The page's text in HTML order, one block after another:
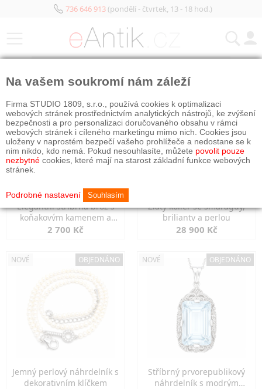
736 646 913(pondělí - čtvrtek, 13 - 18 hod.)
Elegantní stříbrná brož s
koňakovým kamenem a
markazity
2 700 Kč
Zlatý kolier se smaragdy,
brilianty a perlou
28 900 Kč
NOVÉ OBJEDNÁNO
Jemný perlový náhrdelník s
dekorativním klíčkem
NOVÉ OBJEDNÁNO
Stříbrný prvorepublikový
náhrdelník s modrým
Na vašem soukromí nám záleží
Firma STUDIO 1809, s.r.o., používá cookies k optimalizaci
webových stránek prostřednictvím analytických nástrojů, ke zvýšení
bezpečnosti a pro personalizaci doručovaného obsahu v rámci
webových stránek i cíleného marketingu mimo nich. Cookies jsou
uloženy v naprostém bezpečí vašeho prohlížeče a nedostane se k
nim nikdo, kdo nemá. Pokud nesouhlasíte, můžete povolit pouze
nezbytné cookies, které mají na starost základní funkce webových
stránek.
Podrobné nastavení Souhlasím